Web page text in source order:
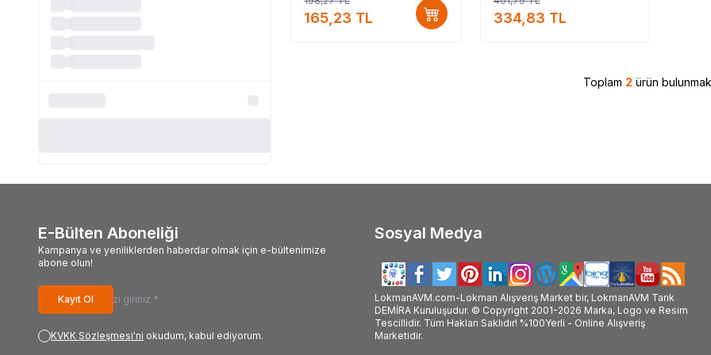
#Thalia_markası_satan #Thalia_markası_ürünleri_satan #Thalia_marka_ürünleri_satan #Thalia_marka_ürünleri_satan_yer
165,23 TL 334,83 TL
Toplam 2 ürün
E-Bülten Aboneliği
Kampanya ve yeniliklerden haberdar olmak için e-bültenimize
abone olun!
Kayıt Ol
KVKK Sözleşmesi'ni okudum, kabul ediyorum.
Sosyal Medya
LokmanAVM.com-Lokman Alışveriş Market bir, LokmanAVM Tarık
DEMİRA Kuruluşudur. © Copyright 2001-2026 Marka, Logo ve Resim
Tescillidir. Tüm Hakları Saklıdır! %100Yerli - Online Alışveriş
Marketidir.